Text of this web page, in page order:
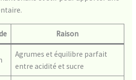
Raison
Agrumes et équilibre parfait
entre acidité et sucre